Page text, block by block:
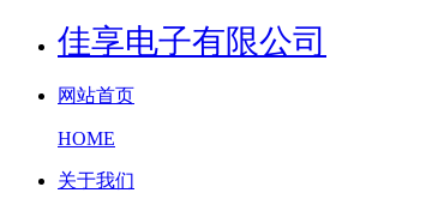
佳享电子有限公司
网站首页
HOME
关于我们